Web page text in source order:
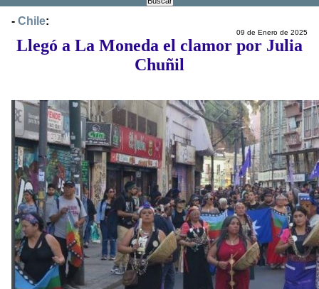
- Chile:
09 de Enero de 2025
Llegó a La Moneda el clamor por Julia
Chuñil